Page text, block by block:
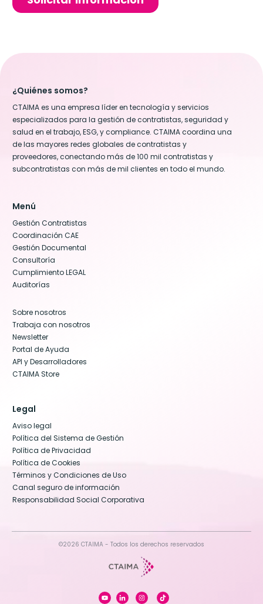
¿Quiénes somos?
CTAIMA es una empresa líder en tecnología y servicios
especializados para la gestión de contratistas, seguridad y
salud en el trabajo, ESG, y compliance. CTAIMA coordina una
de las mayores redes globales de contratistas y
proveedores, conectando más de 100 mil contratistas y
subcontratistas con más de mil clientes en todo el mundo.
Menú
Gestión Contratistas
Coordinación CAE
Gestión Documental
Consultoría
Cumplimiento LEGAL
Auditorías
Sobre nosotros
Trabaja con nosotros
Newsletter
Portal de Ayuda
API y Desarrolladores
CTAIMA Store
Legal
Aviso legal
Política del Sistema de Gestión
Política de Privacidad
Política de Cookies
Términos y Condiciones de Uso
Canal seguro de información
Responsabilidad Social Corporativa
©2026 CTAIMA - Todos los derechos reservados